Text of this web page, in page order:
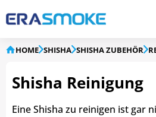
HOME SHISHA SHISHA ZUBEHÖR
Shisha Reinigung
Eine Shisha zu reinigen ist gar